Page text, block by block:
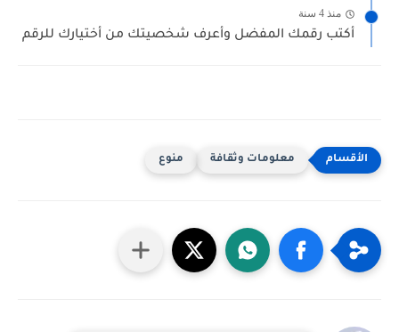
منذ 4 سنة
أكتب رقمك المفضل وأعرف شخصيتك من أختيارك للرقم
معلومات وثقافة منوع